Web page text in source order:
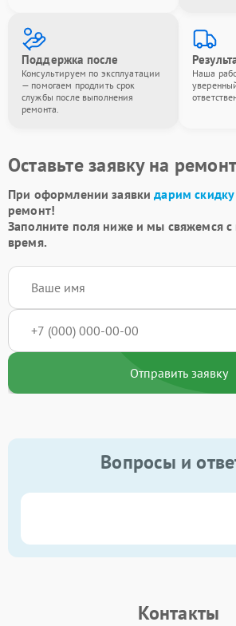
Поддержка после
Консультируем по эксплуатации
— помогаем продлить срок
службы после выполнения
ремонта.
Наша
Оставьте заявку на ремонт
При оформлении заявкидарим
ремонт!
Заполните поля ниже и мы свяжемся
время.
Отправить заявку
Вопросы и
Контакты